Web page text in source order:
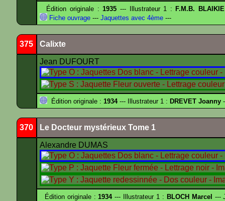
Édition originale :1935 --- Illustrateur 1 : F.M.B.
Fiche ouvrage --- Jaquettes avec 4ème ---
375 Calixte
Jean DUFOURT
Édition originale : 1934--- Illustrateur 1 : DREVET Joanny
370 Le Docteur mystérieux Tome 1
Alexandre DUMAS
Édition originale :1934--- Illustrateur 1 : BLOCH Marcel ---